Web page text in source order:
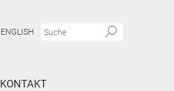
ENGLISH
KONTAKT